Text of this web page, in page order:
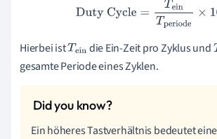
Duty Cycle= TeinTperiode×
Hierbei istTei
n
die Ein-Zeit pro Zyklus und
gesamte Periode eines Zyklen.
Ein höheres Tastverhältnis bedeutet